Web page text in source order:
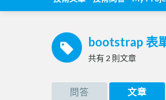
bootstrap 表
共有 2 則文章
問答 文章